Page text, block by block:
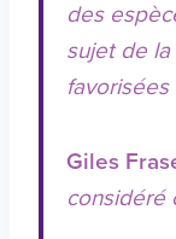
des
sujet de
Giles
considéré